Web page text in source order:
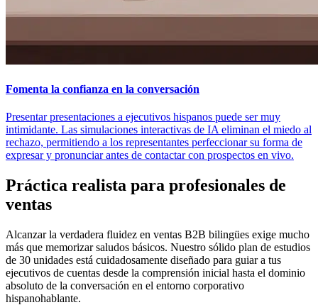
Fomenta la confianza en la conversación
Presentar presentaciones a ejecutivos hispanos puede ser muy
intimidante. Las simulaciones interactivas de IA eliminan el miedo al
rechazo, permitiendo a los representantes perfeccionar su forma de
expresar y pronunciar antes de contactar con prospectos en vivo.
Práctica realista para profesionales de
ventas
Alcanzar la verdadera fluidez en ventas B2B bilingües exige mucho
más que memorizar saludos básicos. Nuestro sólido plan de estudios
de 30 unidades está cuidadosamente diseñado para guiar a tus
ejecutivos de cuentas desde la comprensión inicial hasta el dominio
absoluto de la conversación en el entorno corporativo
hispanohablante.